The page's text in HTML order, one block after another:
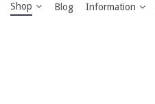
Shop Blog Information